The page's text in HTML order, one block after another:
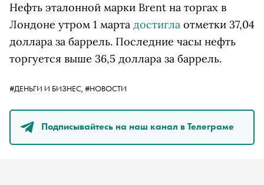
Нефть эталонной марки Brent на торгах в
Лондоне утром 1 марта достигла отметки 37,04
доллара за баррель. Последние часы нефть
торгуется выше 36,5 доллара за баррель.
#ДЕНЬГИ И БИЗНЕС, #НОВОСТИ
Подписывайтесь на наш канал в Телеграме